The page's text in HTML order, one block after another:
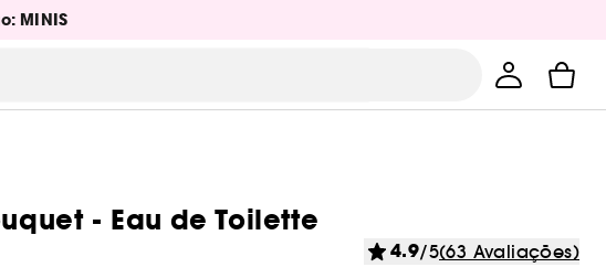
MINIS
- Eau de Toilette
4.9/5(63 Avaliações)